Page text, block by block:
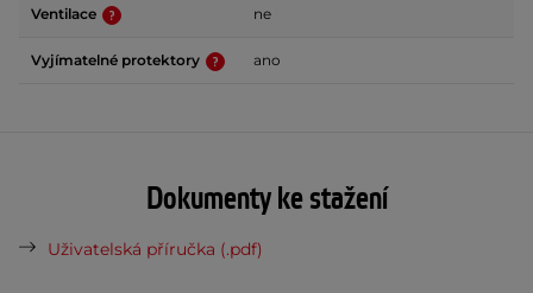
Ventilace ne
Vyjímatelné protektory ano
Dokumenty ke stažení
Uživatelská příručka (.pdf)